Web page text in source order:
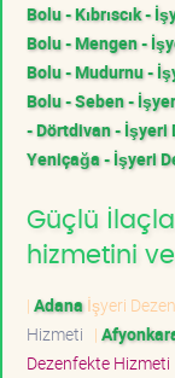
Bolu - Kıbrıscık -
Bolu - Mengen -
Bolu - Mudurnu -
Bolu - Seben -
- Dörtdivan - İşyeri
Yeniçağa - İşyeri
Güçlü
hizmetini
| Adana İşyeri
Hizmeti |
Dezenfekte Hizmeti